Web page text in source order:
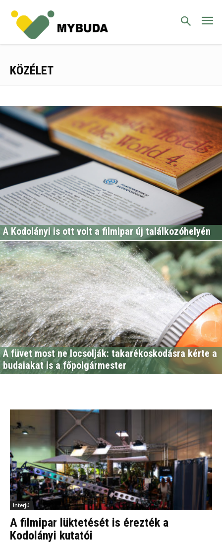
KÖZÉLET
A Kodolányi is ott volt a filmipar új találkozóhelyén
A füvet most ne locsolják: takarékoskodásra kérte a
budaiakat is a főpolgármester
Interjú
A filmipar lüktetését is érezték a
Kodolányi kutatói